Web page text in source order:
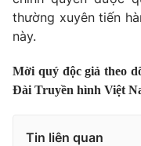
Tư vấn
Chuyên mục khác
thường xuyên tiến
này.
Mời quý độc giả theo
Đài Truyền hình Việt
Tin liên quan